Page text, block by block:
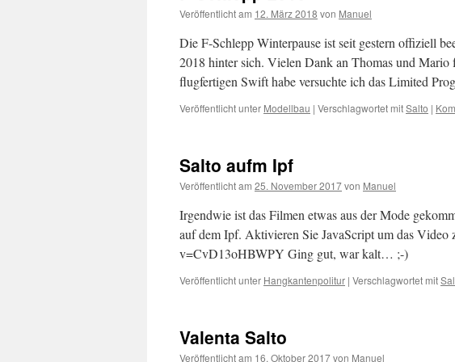
Veröffentlicht am 12. März 2018 von Manuel
Die F-Schlepp Winterpause ist seit gestern offiziell
2018 hinter sich. Vielen Dank an Thomas und Mario
flugfertigen Swift habe versuchte ich das Limited
Veröffentlicht unter Modellbau | Verschlagwortet mitSalto |
Salto aufm Ipf
Veröffentlicht am 25. November 2017von Manuel
Irgendwie ist das Filmen etwas aus der Mode
auf dem Ipf. Aktivieren Sie JavaScript um das Video
v=CvD13oHBWPY Ging gut, war kalt… ;-)
Veröffentlicht unter Hangkantenpolitur | Verschlagwortet mit
Valenta Salto
Veröffentlicht am 16. Oktober 2017von Manuel